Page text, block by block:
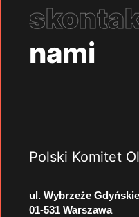
nami
Polski Komitet
ul. Wybrzeże
01-531 Warszawa